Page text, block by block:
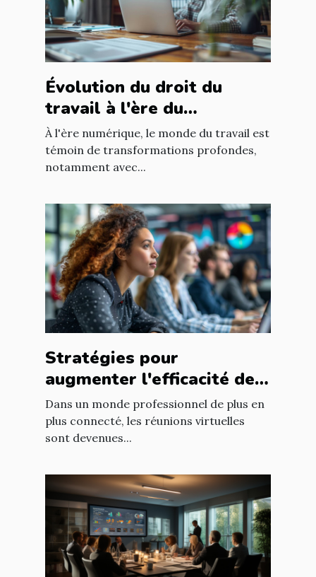
Évolution du droit du
travail à l'ère du
télétravail : enjeux et
adaptations
À l'ère numérique, le monde du travail est
témoin de transformations profondes,
notamment avec...
Stratégies pour
augmenter l'efficacité des
réunions virtuelles en
entreprise
Dans un monde professionnel de plus en
plus connecté, les réunions virtuelles
sont devenues...